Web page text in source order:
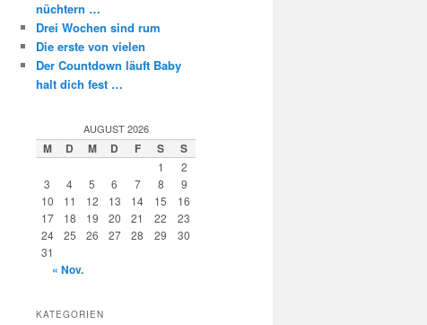
nüchtern …
Drei Wochen sind rum
Die erste von vielen
Der Countdown läuft Baby
halt dich fest …
AUGUST 2026
M D M D F S S
1
2
3
4 5 6 7 8
9
10
11 12 13 14 15
16
17
18 19 20 21 22
23
24
25 26 27 28 29
30
31
« Nov.
KATEGORIEN